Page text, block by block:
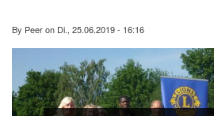
By Peeron Di., 25.06.2019 - 16:16